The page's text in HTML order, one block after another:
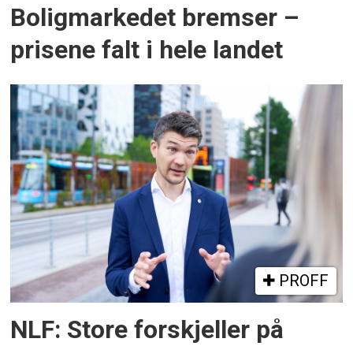
Boligmarkedet bremser –
prisene falt i hele landet
PROFF
NLF: Store forskjeller på